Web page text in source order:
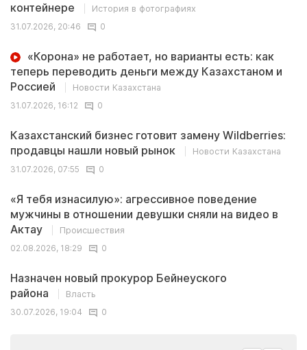
контейнере
История в фотографиях
31.07.2026, 20:46
0
«Корона» не работает, но варианты есть: как
теперь переводить деньги между Казахстаном и
Россией
Новости Казахстана
31.07.2026, 16:12
0
Казахстанский бизнес готовит замену Wildberries:
продавцы нашли новый рынок
Новости Казахстана
31.07.2026, 07:55
0
«Я тебя изнасилую»: агрессивное поведение
мужчины в отношении девушки сняли на видео в
Актау
Происшествия
02.08.2026, 18:29
0
Назначен новый прокурор Бейнеуского
района
Власть
30.07.2026, 19:04
0